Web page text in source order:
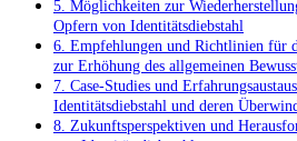
5. ⁣Möglichkeiten zur
Opfern von Identitätsdiebstahl
6. Empfehlungen und Richtlinien für
zur Erhöhung des allgemeinen⁢
7. Case-Studies⁣ und
Identitätsdiebstahl und deren
8. Zukunftsperspektiven und